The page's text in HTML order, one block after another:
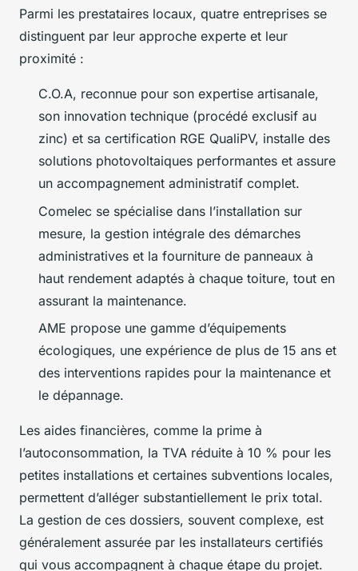
Parmi les prestataires locaux, quatre entreprises se
distinguent par leur approche experte et leur
proximité :
C.O.A, reconnue pour son expertise artisanale,
son innovation technique (procédé exclusif au
zinc) et sa certification RGE QualiPV, installe des
solutions photovoltaiques performantes et assure
un accompagnement administratif complet.
Comelec se spécialise dans l’installation sur
mesure, la gestion intégrale des démarches
administratives et la fourniture de panneaux à
haut rendement adaptés à chaque toiture, tout en
assurant la maintenance.
AME propose une gamme d’équipements
écologiques, une expérience de plus de 15 ans et
des interventions rapides pour la maintenance et
le dépannage.
Les aides financières, comme la prime à
l’autoconsommation, la TVA réduite à 10 % pour les
petites installations et certaines subventions locales,
permettent d’alléger substantiellement le prix total.
La gestion de ces dossiers, souvent complexe, est
généralement assurée par les installateurs certifiés
qui vous accompagnent à chaque étape du projet.